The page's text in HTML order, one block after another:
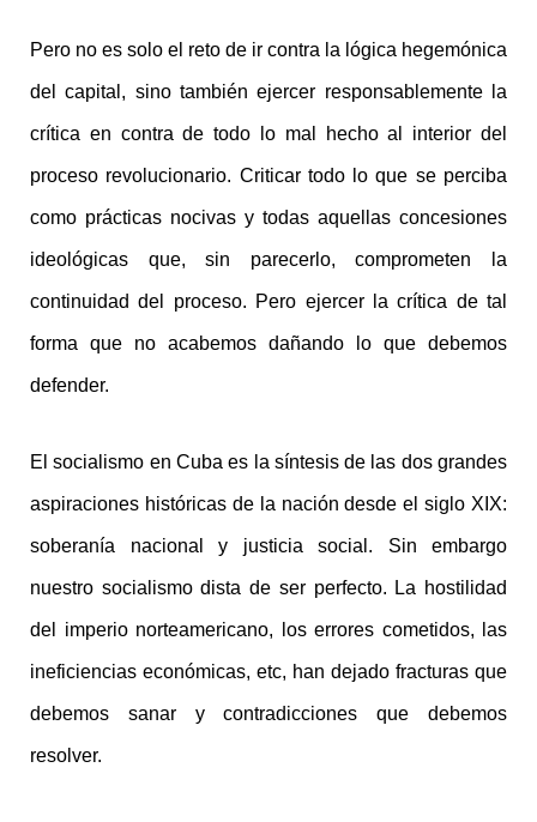
Pero no es solo el reto de ir contra la lógica hegemónica
del capital, sino también ejercer responsablemente la
crítica en contra de todo lo mal hecho al interior del
proceso revolucionario. Criticar todo lo que se perciba
como prácticas nocivas y todas aquellas concesiones
ideológicas que, sin parecerlo, comprometen la
continuidad del proceso. Pero ejercer la crítica de tal
forma que no acabemos dañando lo que debemos
defender.
El socialismo en Cuba es la síntesis de las dos grandes
aspiraciones históricas de la nación desde el siglo XIX:
soberanía nacional y justicia social. Sin embargo
nuestro socialismo dista de ser perfecto. La hostilidad
del imperio norteamericano, los errores cometidos, las
ineficiencias económicas, etc, han dejado fracturas que
debemos sanar y contradicciones que debemos
resolver.